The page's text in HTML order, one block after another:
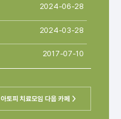
2024-06-28
2024-03-28
2017-07-10
아토피 치료모임 다음 카페